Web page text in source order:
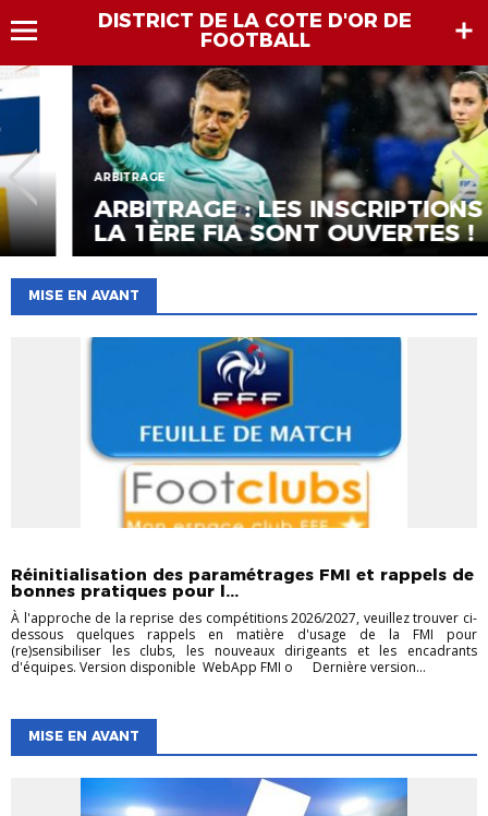
DISTRICT DE LA COTE D'OR DE
FOOTBALL
ARBITRAGE
ARBITRAGE : LES INSCRIPTIONS À
LA 1ÈRE FIA SONT OUVERTES !
MISE EN AVANT
Réinitialisation des paramétrages FMI et rappels de
bonnes pratiques pour l...
À l'approche de la reprise des compétitions 2026/2027, veuillez trouver ci-
dessous quelques rappels en matière d'usage de la FMI pour
(re)sensibiliser les clubs, les nouveaux dirigeants et les encadrants
d'équipes. ‎Version disponible WebApp FMI o Dernière version...
MISE EN AVANT